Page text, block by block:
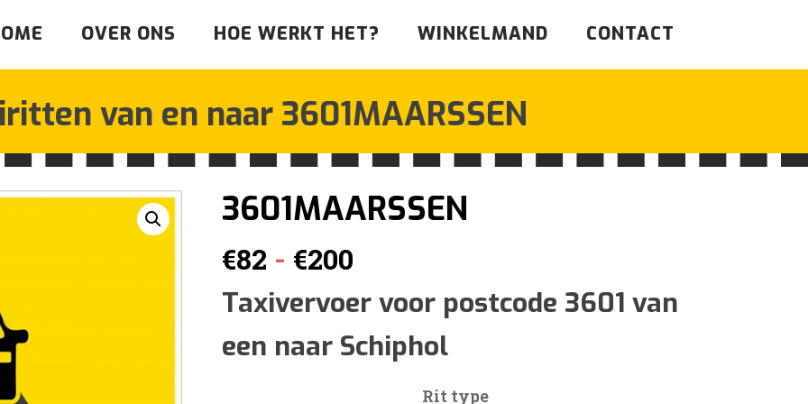
OVER ONS HOE WERKT HET? WINKELMAND CONTACT
van en naar 3601MAARSSEN
3601MAARSSEN
€82 - €200Prijsklasse:
€82
tot
Taxivervoer voor postcode 3601 van
een naar Schiphol
Rit type